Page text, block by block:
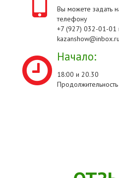
Вы можете задать
телефону
+7 (927) 032-01-01
kazanshow@inbox.ru
Начало:
18:00 и 20.30